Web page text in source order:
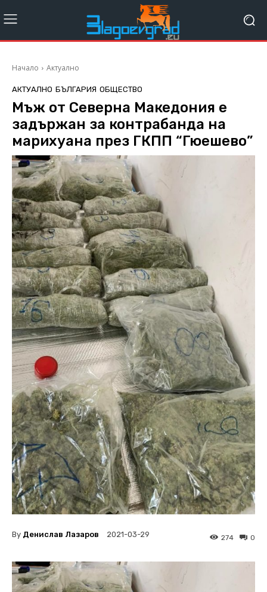
Начало Актуално
АКТУАЛНО БЪЛГАРИЯ ОБЩЕСТВО
Мъж от Северна Македония е
задържан за контрабанда на
марихуана през ГКПП “Гюешево”
By Денислав Лазаров 2021-03-29 0
274